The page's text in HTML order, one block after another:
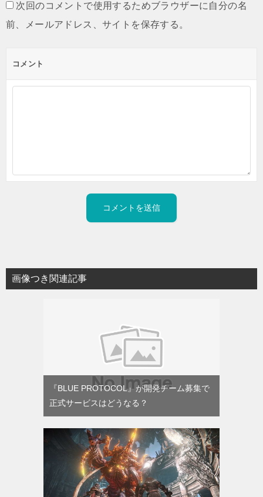
次回のコメントで使用するためブラウザーに自分の名
前、メールアドレス、サイトを保存する。
コメント
画像つき関連記事
『BLUE PROTOCOL』が開発チーム募集で
正式サービスはどうなる？